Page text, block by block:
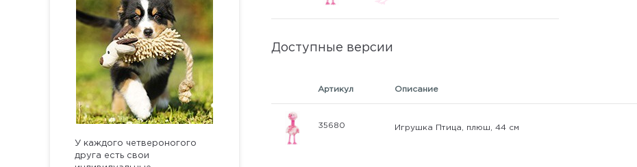
У каждого четвероногого
друга есть свои
Доступные версии
Артикул Описание
35680 Игрушка Птица, плюш, 44 см